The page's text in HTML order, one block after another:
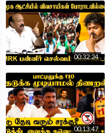
00:32:24
00:13:47